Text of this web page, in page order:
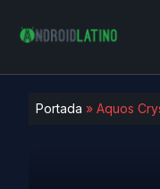
Portada » Aquos